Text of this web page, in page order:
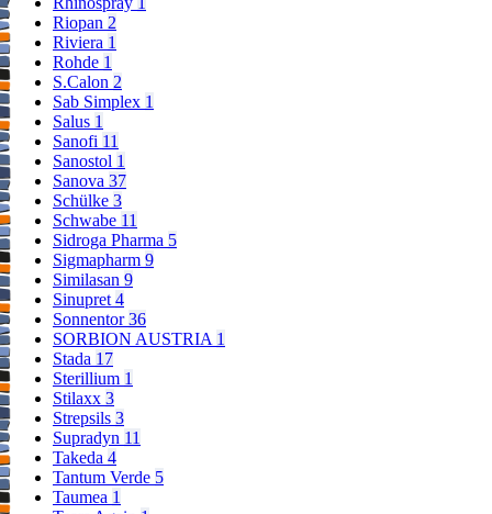
Riopan 2
Riviera 1
Rohde 1
S.Calon 2
Sab Simplex 1
Salus 1
Sanofi 11
Sanostol 1
Sanova 37
Schülke 3
Schwabe 11
Sidroga Pharma 5
Sigmapharm 9
Similasan 9
Sinupret4
Sonnentor36
SORBION AUSTRIA 1
Stada 17
Sterillium 1
Stilaxx 3
Strepsils 3
Supradyn 11
Takeda 4
Tantum Verde 5
Taumea 1